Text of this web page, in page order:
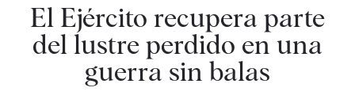
El Ejército recupera parte
del lustre perdido en una
guerra sin balas